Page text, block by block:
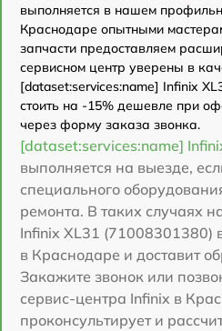
выполняется в нашем
Краснодаре опытными
запчасти предоставляем
сервисном центр уверены в
[dataset:services:name] Infinix
стоить на -15% дешевле при
через форму заказа звонка.
[dataset:services:name]
выполняется на выезде,
специального
ремонта. В таких случаях
Infinix XL31 (71008301380)
в Краснодаре и доставит
Закажите звонок или
сервис-центра Infinix в
проконсультирует и